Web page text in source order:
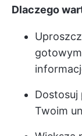
Dlaczego
Dostosuj
Twoim